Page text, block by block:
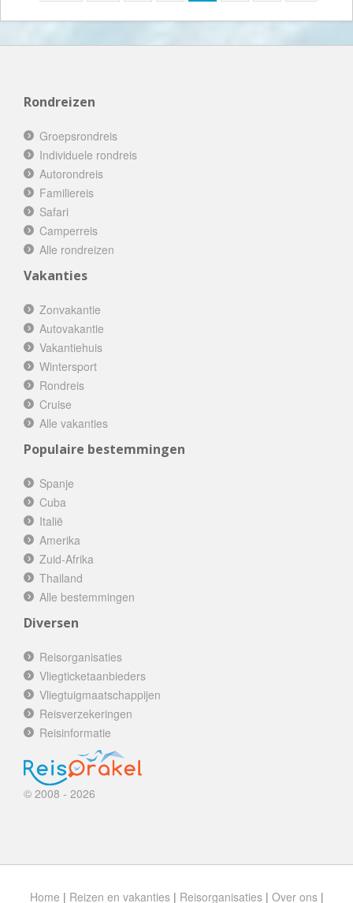
Rondreizen
Groepsrondreis
Individuele rondreis
Autorondreis
Familiereis
Safari
Camperreis
Alle rondreizen
Vakanties
Zonvakantie
Autovakantie
Vakantiehuis
Wintersport
Rondreis
Cruise
Alle vakanties
Populaire bestemmingen
Spanje
Cuba
Italië
Amerika
Zuid-Afrika
Thailand
Alle bestemmingen
Diversen
Reisorganisaties
Vliegticketaanbieders
Vliegtuigmaatschappijen
Reisverzekeringen
Reisinformatie
© 2008 - 2026
Home | Reizen en vakanties| Reisorganisaties| Over ons|